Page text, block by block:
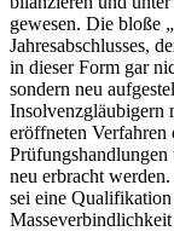
gewesen. Die bloße
Jahresabschlusses,
in dieser Form gar
sondern neu
Insolvenzgläubigern
eröffneten Verfahren
Prüfungshandlungen
neu erbracht
sei eine